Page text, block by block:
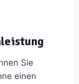
Sie
einen